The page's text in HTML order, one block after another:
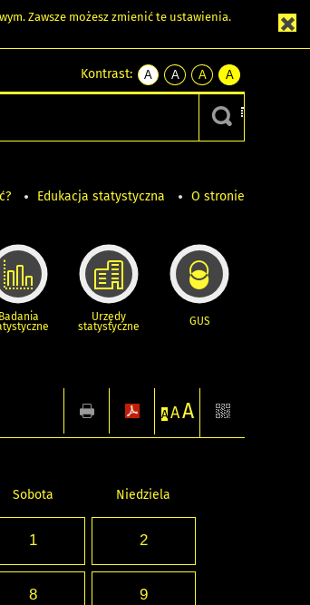
Zawsze możesz zmienić te ustawienia.
Kontrast:
A
kontrast
A
kontrast
czarnym
A
kontrast
żółty
tekst
czarnym
A
kontrast
czarny
tekst
żółtym
Edukacja statystyczna O stronie
Badania Urzędy
statystyczne GUS
A AA
Sobota Niedziela
1 2
8 9